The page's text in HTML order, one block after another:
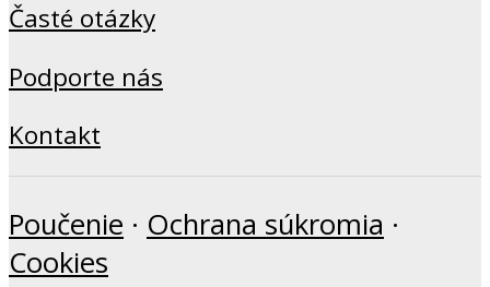
Časté otázky
Podporte nás
Kontakt
Poučenie · Ochrana súkromia ·
Cookies